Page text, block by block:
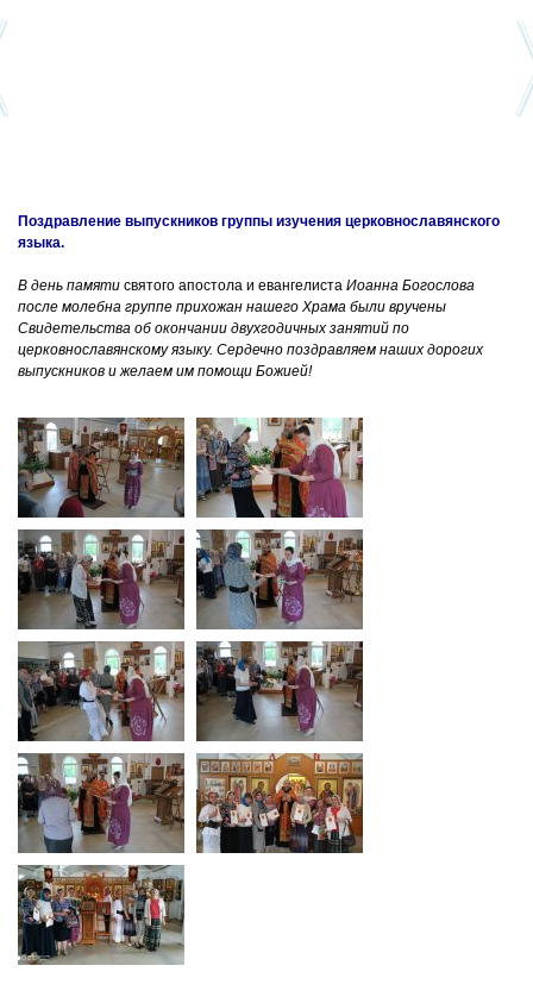
Поздравление выпускников группы изучения церковнославянского
языка.
В день памяти святого апостола и евангелиста Иоанна Богослова
после молебна группе прихожан нашего Храма были вручены
Свидетельства об окончании двухгодичных занятий по
церковнославянскому языку. Сердечно поздравляем наших дорогих
выпускников и желаем им помощи Божией!